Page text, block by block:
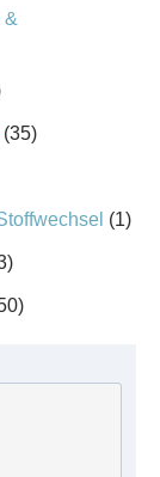
&
(35)
(1)